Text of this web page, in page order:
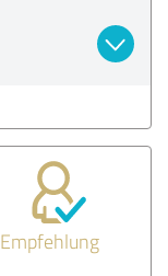
Empfehlung